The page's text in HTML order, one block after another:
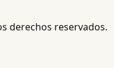
derechos reservados.